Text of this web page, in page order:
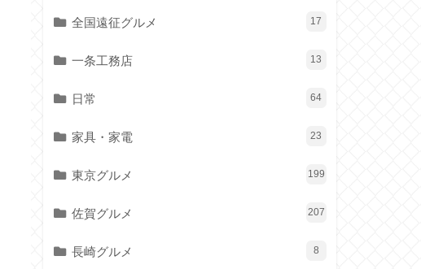
全国遠征グルメ 17
一条工務店 13
日常 64
家具・家電 23
東京グルメ 199
佐賀グルメ 207
長崎グルメ 8